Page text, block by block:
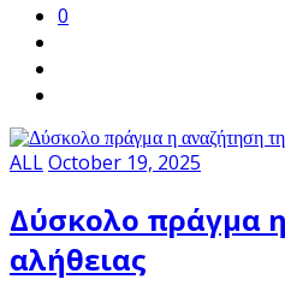
0
ALLOctober 19, 2025
Δύσκολο πράγμα
αλήθειας